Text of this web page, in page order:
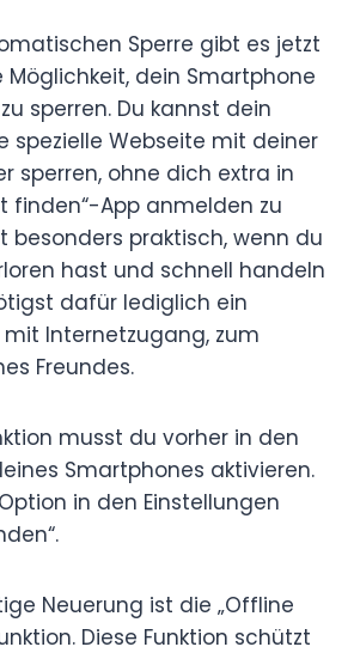
Sperre gibt es jetzt
Möglichkeit, dein Smartphone
sperren. Du kannst dein
spezielle Webseite mit deiner
sperren, ohne dich extra in
finden“-App anmelden zu
besonders praktisch, wenn du
hast und schnell handeln
dafür lediglich ein
Internetzugang, zum
Freundes.
musst du vorher in den
Smartphones aktivieren.
in den Einstellungen
Neuerung ist die „Offline
Diese Funktion schützt